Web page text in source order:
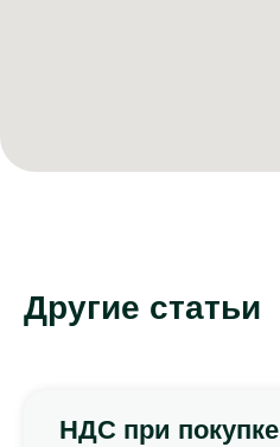
Другие статьи
НДС при покупке